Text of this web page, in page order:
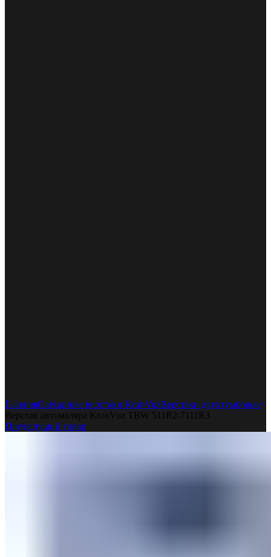
ГлавнаяСлесарные верстаки KronVuzВерстаки двухтумбовые
Верстак автомаляра KronVuz TBW 511R2-7111R3
Предыдущий товар